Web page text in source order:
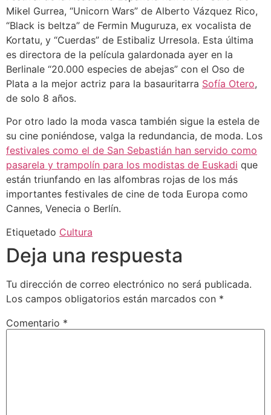
Mikel Gurrea, “Unicorn Wars” de Alberto Vázquez Rico,
“Black is beltza” de Fermin Muguruza, ex vocalista de
Kortatu, y “Cuerdas” de Estibaliz Urresola. Esta última
es directora de la película galardonada ayer en la
Berlinale “20.000 especies de abejas” con el Oso de
Plata a la mejor actriz para la basauritarra Sofía Otero,
de solo 8 años.
Por otro lado la moda vasca también sigue la estela de
su cine poniéndose, valga la redundancia, de moda. Los
festivales como el de San Sebastián han servido como
pasarela y trampolín para los modistas de Euskadi que
están triunfando en las alfombras rojas de los más
importantes festivales de cine de toda Europa como
Cannes, Venecia o Berlín.
Etiquetado Cultura
Deja una respuesta
Tu dirección de correo electrónico no será publicada.
Los campos obligatorios están marcados con *
Comentario *